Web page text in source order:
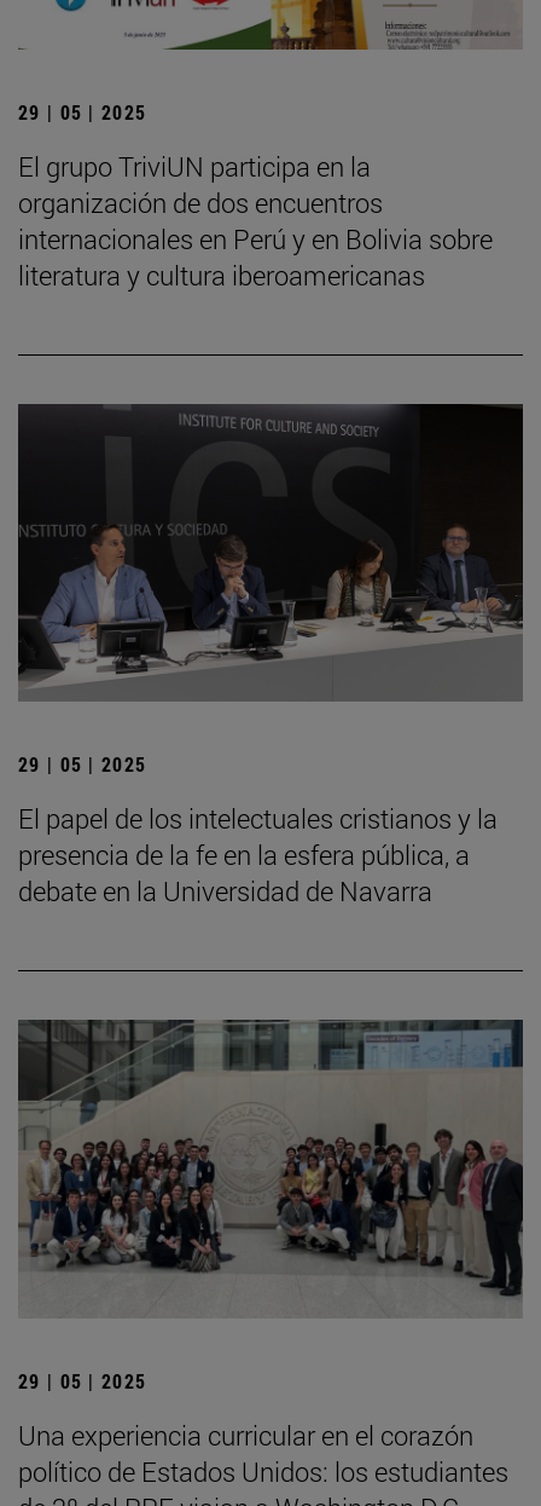
29 | 05 | 2025
El grupo TriviUN participa en la
organización de dos encuentros
internacionales en Perú y en Bolivia sobre
literatura y cultura iberoamericanas
29 | 05 | 2025
El papel de los intelectuales cristianos y la
presencia de la fe en la esfera pública, a
debate en la Universidad de Navarra
29 | 05 | 2025
Una experiencia curricular en el corazón
político de Estados Unidos: los estudiantes